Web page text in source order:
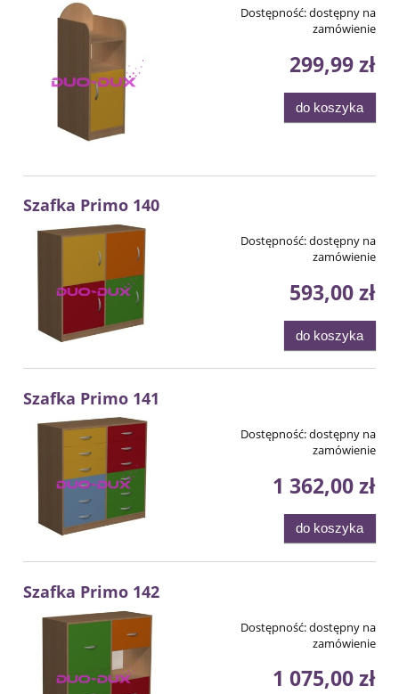
Dostępność:dostępny na
zamówienie
299,99 zł
do koszyka
Szafka Primo 140
Dostępność:dostępny na
zamówienie
593,00 zł
do koszyka
Szafka Primo 141
Dostępność:dostępny na
zamówienie
1 362,00 zł
do koszyka
Szafka Primo 142
Dostępność:dostępny na
zamówienie
1 075,00 zł